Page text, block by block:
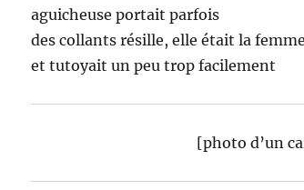
aguicheuse portait parfois
des collants résille, elle était la
et tutoyait un peu trop facilement
[photo d’un